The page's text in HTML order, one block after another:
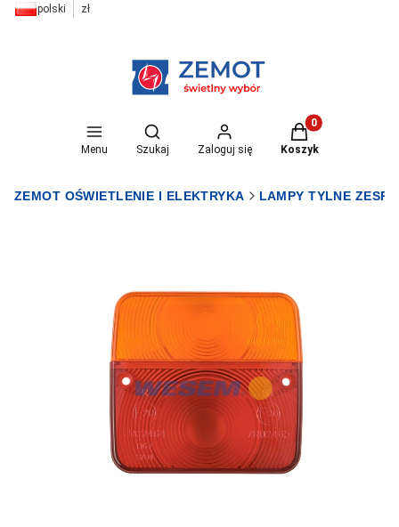
polski zł
Menu
Otwórz wyszukiwarkę
Szukaj Zaloguj się
Produkty w
Koszyk
ZEMOT OŚWIETLENIE I ELEKTRYKA LAMPY TYLNE